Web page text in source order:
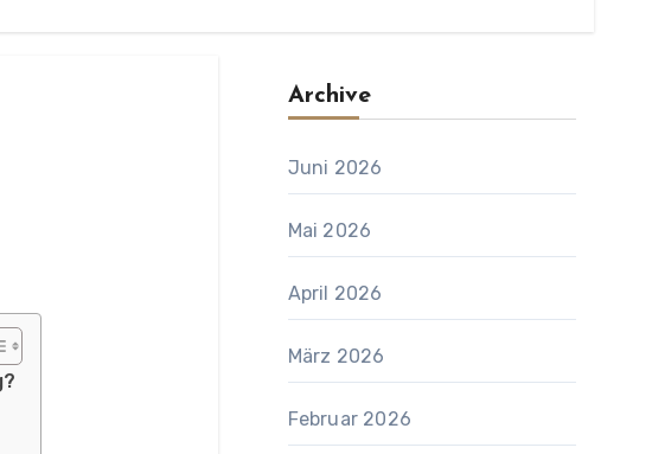
Archive
Juni 2026
Mai 2026
April 2026
März 2026
Februar 2026